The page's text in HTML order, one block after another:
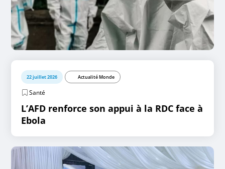
22 juillet 2026 Actualité Monde
Santé
L’AFD renforce son appui à la RDC face à
Ebola